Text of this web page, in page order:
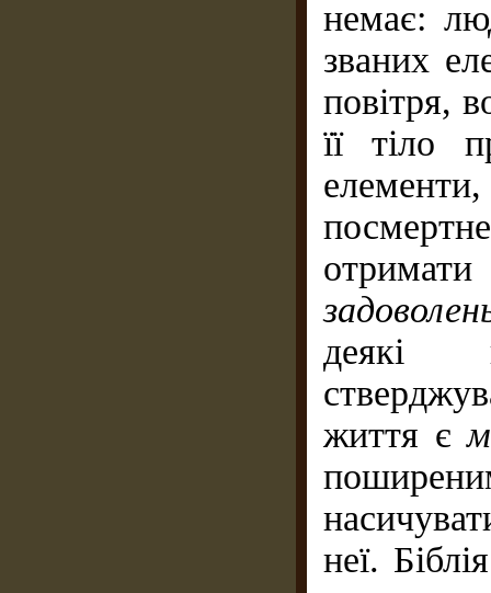
немає:
званих
повітря,
її тіло
деякі
життя є
неї.